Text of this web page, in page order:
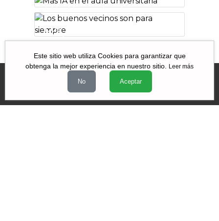
hermoso de un
convulso
planeta
Más IA en el aula
universitaria
Los buenos
vecinos son para
siempre
Espiritualidad,
cultura y religión
Este sitio web utiliza Cookies para garantizar que
obtenga la mejor experiencia en nuestro sitio.
Leer más
No Aceptar